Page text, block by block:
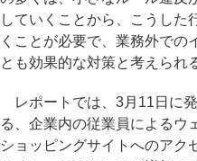
していくことから、こうした
くことが必要で、業務外での
とも効果的な対策と考えられ
レポートでは、3月11日に
る、企業内の従業員によるウ
ショッピングサイトへのアク